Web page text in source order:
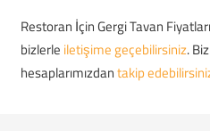
Restoran İçin Gergi Tavan
bizlerle iletişime geçebilirsiniz.
hesaplarımızdantakip